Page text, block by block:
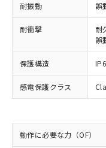
耐振動 誤
耐衝撃 耐
誤
保護構造
感電保護クラス
動作に必要な力（OF）
(税抜)
当社制
本サー
ことを
在庫状
記載して
タに基
準価格
了承くだ
非該当品：
害物質有無と
仕入先様の事
いたものが
むを得ず変更
*EU RoHS指令（10
類(PBB)
(PBDE) 1000ppm
「○」：最大
基準値以下で
「×」：最大
基準値を超
「－」：未確
い合わせくだ
ム) : 100ppm、
Cr(Ⅵ)(六価クロム)
ニル類) :
当社は
（以下｢
または
可)を取
とります。
記
説明
○ 一